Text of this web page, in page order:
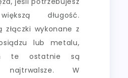
długość.
złączki wykonane z
lub metalu,
te ostatnie są
najtrwalsze. W